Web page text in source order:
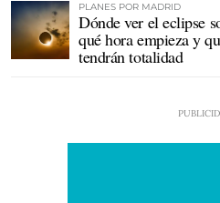
PLANES POR MADRID
Dónde ver el eclipse
qué hora empieza y
tendrán totalidad